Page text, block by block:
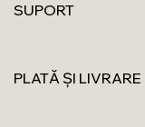
SUPORT
PLATĂ ȘI LIVRARE